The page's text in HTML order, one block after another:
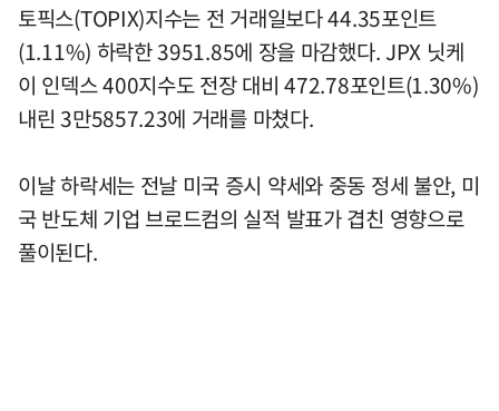
토픽스(TOPIX)지수는 전 거래일보다 44.35포인트
(1.11%) 하락한 3951.85에 장을 마감했다. JPX 닛케
이 인덱스 400지수도 전장 대비 472.78포인트(1.30%)
내린 3만5857.23에 거래를 마쳤다.
이날 하락세는 전날 미국 증시 약세와 중동 정세 불안, 미
국 반도체 기업 브로드컴의 실적 발표가 겹친 영향으로
풀이된다.